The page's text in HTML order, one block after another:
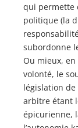
qui permette
politique (la
subordonne
Ou mieux,
volonté, le
législation
arbitre étant
épicurienne,